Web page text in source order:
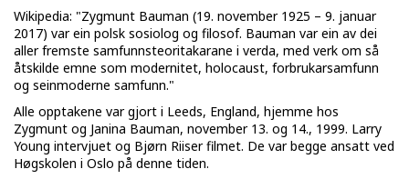
Wikipedia: "Zygmunt Bauman (19. november 1925 – 9. januar
2017) var ein polsk sosiolog og filosof. Bauman var ein av dei
aller fremste samfunnsteoritakarane i verda, med verk om så
åtskilde emne som modernitet, holocaust, forbrukarsamfunn
og seinmoderne samfunn."
Alle opptakene var gjort i Leeds, England, hjemme hos
Zygmunt og Janina Bauman, november 13. og 14., 1999. Larry
Young intervjuet og Bjørn Riiser filmet. De var begge ansatt ved
Høgskolen i Oslo på denne tiden.